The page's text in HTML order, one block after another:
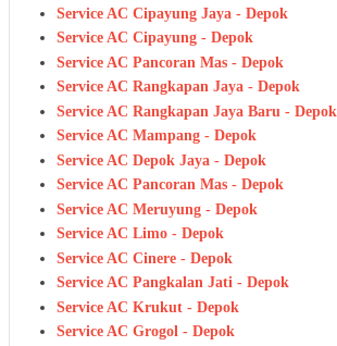
Service AC Cipayung Jaya - Depok
Service AC Cipayung - Depok
Service AC Pancoran Mas - Depok
Service AC Rangkapan Jaya - Depok
Service AC Rangkapan Jaya Baru - Depok
Service AC Mampang - Depok
Service AC Depok Jaya - Depok
Service AC Pancoran Mas - Depok
Service AC Meruyung - Depok
Service AC Limo - Depok
Service AC Cinere - Depok
Service AC Pangkalan Jati - Depok
Service AC Krukut - Depok
Service AC Grogol - Depok